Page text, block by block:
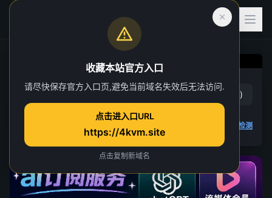
良陈美锦
第 3 集
赞 ( 6 )
播放检测
收藏本站官方入口
请尽快保存官方入口页,避免当前域名失效后无法访问.
点击进入口URL
https://4kvm.site
点击复制新域名